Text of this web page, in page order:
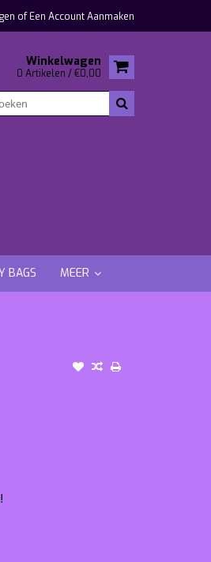
ofEen Account Aanmaken
Winkelwagen
0 Artikelen / €0,00
BAGS MEER